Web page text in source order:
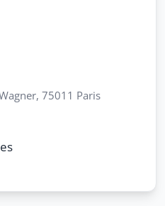
75011 Paris